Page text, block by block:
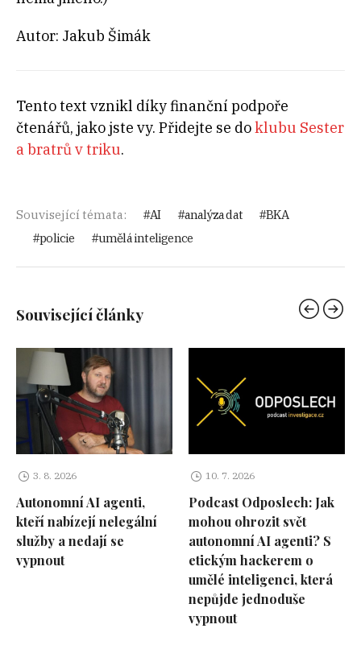
Autor: Jakub Šimák
Tento text vznikl díky finanční podpoře
čtenářů, jako jste vy. Přidejte se doklubu Sester
a bratrů v triku.
Související témata: AI analýza dat
BKA
policie
umělá inteligence
Související články
3. 8. 2026
Autonomní AI agenti,
kteří nabízejí nelegální
služby a nedají se
vypnout
10. 7. 2026
Podcast Odposlech: Jak
mohou ohrozit svět
autonomní AI agenti? S
etickým hackerem o
umělé inteligenci, která
nepůjde jednoduše
vypnout